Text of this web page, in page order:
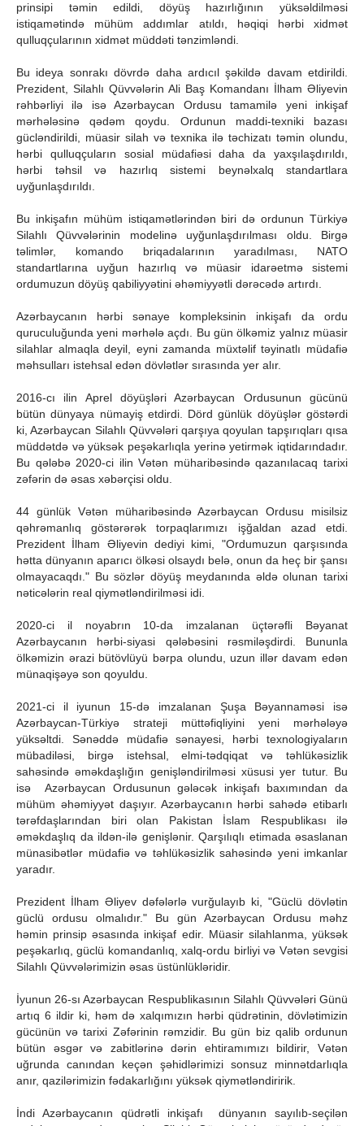
prinsipi təmin edildi, döyüş hazırlığının yüksəldilməsi
istiqamətində mühüm addımlar atıldı, həqiqi hərbi xidmət
qulluqçularının xidmət müddəti tənzimləndi.
Bu ideya sonrakı dövrdə daha ardıcıl şəkildə davam etdirildi.
Prezident, Silahlı Qüvvələrin Ali Baş Komandanı İlham Əliyevin
rəhbərliyi ilə isə Azərbaycan Ordusu tamamilə yeni inkişaf
mərhələsinə qədəm qoydu. Ordunun maddi-texniki bazası
gücləndirildi, müasir silah və texnika ilə təchizatı təmin olundu,
hərbi qulluqçuların sosial müdafiəsi daha da yaxşılaşdırıldı,
hərbi təhsil və hazırlıq sistemi beynəlxalq standartlara
uyğunlaşdırıldı.
Bu inkişafın mühüm istiqamətlərindən biri də ordunun Türkiyə
Silahlı Qüvvələrinin modelinə uyğunlaşdırılması oldu. Birgə
təlimlər, komando briqadalarının yaradılması, NATO
standartlarına uyğun hazırlıq və müasir idarəetmə sistemi
ordumuzun döyüş qabiliyyətini əhəmiyyətli dərəcədə artırdı.
Azərbaycanın hərbi sənaye kompleksinin inkişafı da ordu
quruculuğunda yeni mərhələ açdı. Bu gün ölkəmiz yalnız müasir
silahlar almaqla deyil, eyni zamanda müxtəlif təyinatlı müdafiə
məhsulları istehsal edən dövlətlər sırasında yer alır.
2016-cı ilin Aprel döyüşləri Azərbaycan Ordusunun gücünü
bütün dünyaya nümayiş etdirdi. Dörd günlük döyüşlər göstərdi
ki, Azərbaycan Silahlı Qüvvələri qarşıya qoyulan tapşırıqları qısa
müddətdə və yüksək peşəkarlıqla yerinə yetirmək iqtidarındadır.
Bu qələbə 2020-ci ilin Vətən müharibəsində qazanılacaq tarixi
zəfərin də əsas xəbərçisi oldu.
44 günlük Vətən müharibəsində Azərbaycan Ordusu misilsiz
qəhrəmanlıq göstərərək torpaqlarımızı işğaldan azad etdi.
Prezident İlham Əliyevin dediyi kimi, "Ordumuzun qarşısında
hətta dünyanın aparıcı ölkəsi olsaydı belə, onun da heç bir şansı
olmayacaqdı." Bu sözlər döyüş meydanında əldə olunan tarixi
nəticələrin real qiymətləndirilməsi idi.
2020-ci il noyabrın 10-da imzalanan üçtərəfli Bəyanat
Azərbaycanın hərbi-siyasi qələbəsini rəsmiləşdirdi. Bununla
ölkəmizin ərazi bütövlüyü bərpa olundu, uzun illər davam edən
münaqişəyə son qoyuldu.
2021-ci il iyunun 15-də imzalanan Şuşa Bəyannaməsi isə
Azərbaycan-Türkiyə strateji müttəfiqliyini yeni mərhələyə
yüksəltdi. Sənəddə müdafiə sənayesi, hərbi texnologiyaların
mübadiləsi, birgə istehsal, elmi-tədqiqat və təhlükəsizlik
sahəsində əməkdaşlığın genişləndirilməsi xüsusi yer tutur. Bu
isə Azərbaycan Ordusunun gələcək inkişafı baxımından da
mühüm əhəmiyyət daşıyır. Azərbaycanın hərbi sahədə etibarlı
tərəfdaşlarından biri olan Pakistan İslam Respublikası ilə
əməkdaşlıq da ildən-ilə genişlənir. Qarşılıqlı etimada əsaslanan
münasibətlər müdafiə və təhlükəsizlik sahəsində yeni imkanlar
yaradır.
Prezident İlham Əliyev dəfələrlə vurğulayıb ki, "Güclü dövlətin
güclü ordusu olmalıdır." Bu gün Azərbaycan Ordusu məhz
həmin prinsip əsasında inkişaf edir. Müasir silahlanma, yüksək
peşəkarlıq, güclü komandanlıq, xalq-ordu birliyi və Vətən sevgisi
Silahlı Qüvvələrimizin əsas üstünlükləridir.
İyunun 26-sı Azərbaycan Respublikasının Silahlı Qüvvələri Günü
artıq 6 ildir ki, həm də xalqımızın hərbi qüdrətinin, dövlətimizin
gücünün və tarixi Zəfərinin rəmzidir. Bu gün biz qalib ordunun
bütün əsgər və zabitlərinə dərin ehtiramımızı bildirir, Vətən
uğrunda canından keçən şəhidlərimizi sonsuz minnətdarlıqla
anır, qazilərimizin fədakarlığını yüksək qiymətləndiririk.
İndi Azərbaycanın qüdrətli inkişafı dünyanın sayılıb-seçilən